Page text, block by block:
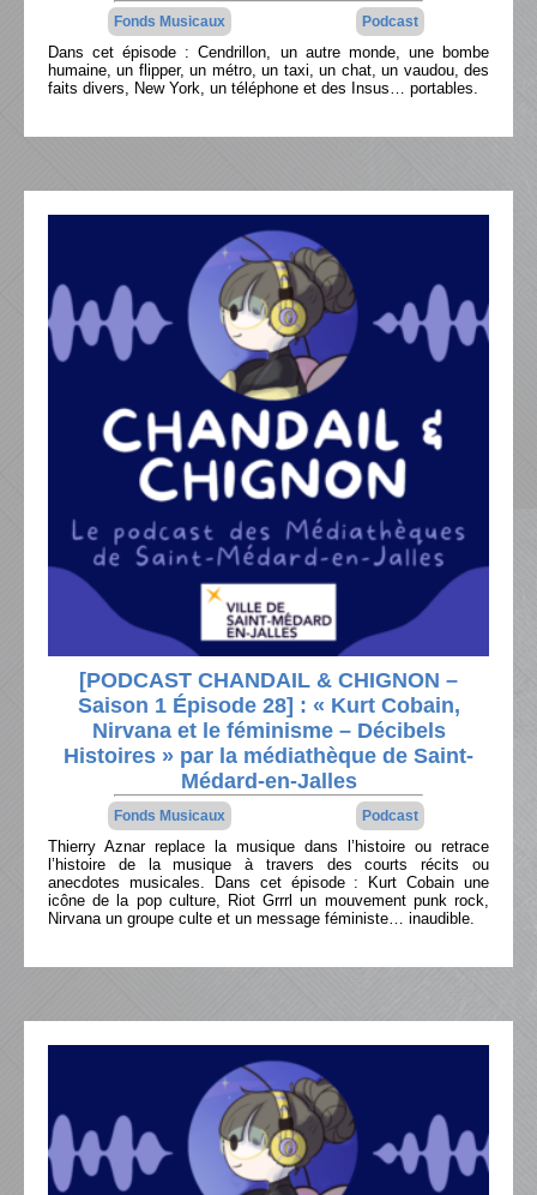
Fonds Musicaux Podcast
Dans cet épisode : Cendrillon, un autre monde, une bombe
humaine, un flipper, un métro, un taxi, un chat, un vaudou, des
faits divers, New York, un téléphone et des Insus… portables.
[PODCAST CHANDAIL & CHIGNON –
Saison 1 Épisode 28] : « Kurt Cobain,
Nirvana et le féminisme – Décibels
Histoires » par la médiathèque de Saint-
Médard-en-Jalles
Fonds Musicaux Podcast
Thierry Aznar replace la musique dans l’histoire ou retrace
l’histoire de la musique à travers des courts récits ou
anecdotes musicales. Dans cet épisode : Kurt Cobain une
icône de la pop culture, Riot Grrrl un mouvement punk rock,
Nirvana un groupe culte et un message féministe… inaudible.